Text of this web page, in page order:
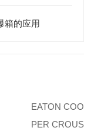
箱的应用
EATON COO
PER CROUS